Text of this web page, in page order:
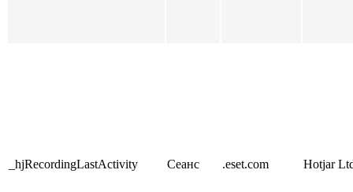
_hjRecordingLastActivity Сеанс .eset.com Hotjar